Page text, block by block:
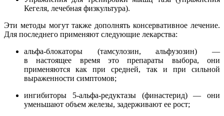
Кегеля, лечебная физкультура).
Эти методы могут также дополнять консервативное лечение.
Для последнего применяют следующие лекарства:
альфа-блокаторы (тамсулозин, альфузозин) —
в настоящее время это препараты выбора, они
применяются как при средней, так и при сильной
выраженности симптомов;
ингибиторы 5-альфа-редуктазы (финастерид) — они
уменьшают объем железы, задерживают ее рост;